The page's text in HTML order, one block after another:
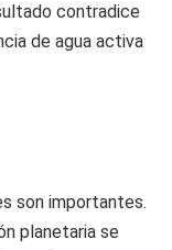
contradice
de agua activa
son importantes.
planetaria se